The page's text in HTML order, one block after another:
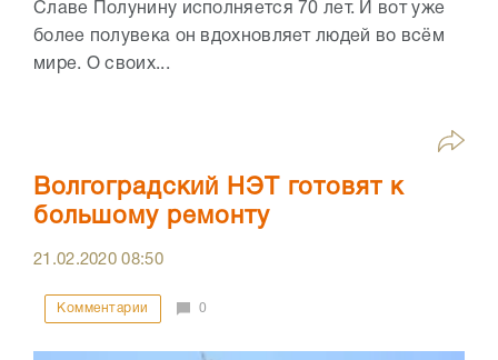
Славе Полунину исполняется 70 лет. И вот уже
более полувека он вдохновляет людей во всём
мире. О своих...
Волгоградский НЭТ готовят к
большому ремонту
21.02.202008:50
Комментарии 0